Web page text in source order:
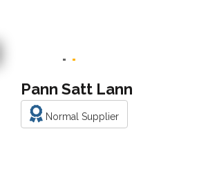
Pann Satt Lann
Normal Supplier